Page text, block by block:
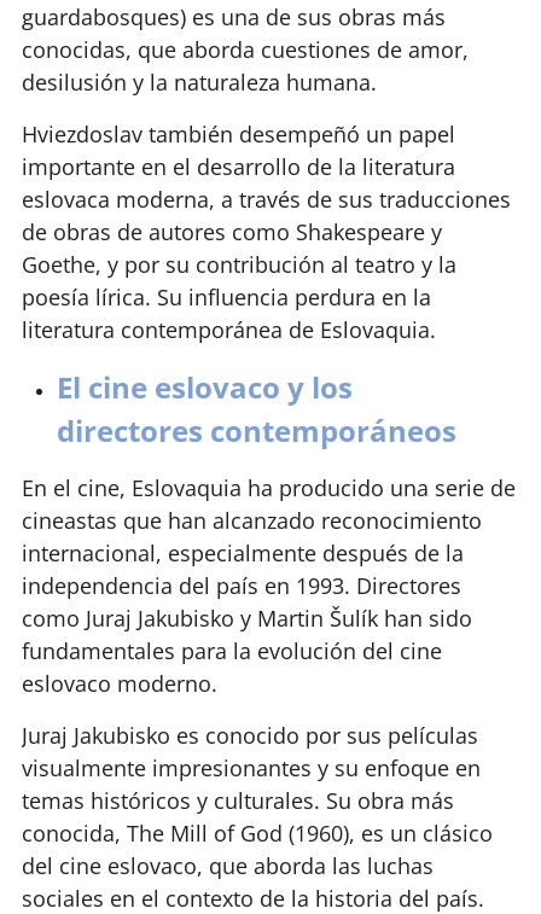
guardabosques) es una de sus obras más
conocidas, que aborda cuestiones de amor,
desilusión y la naturaleza humana.
Hviezdoslav también desempeñó un papel
importante en el desarrollo de la literatura
eslovaca moderna, a través de sus traducciones
de obras de autores como Shakespeare y
Goethe, y por su contribución al teatro y la
poesía lírica. Su influencia perdura en la
literatura contemporánea de Eslovaquia.
El cine eslovaco y los
directores contemporáneos
En el cine, Eslovaquia ha producido una serie de
cineastas que han alcanzado reconocimiento
internacional, especialmente después de la
independencia del país en 1993. Directores
como Juraj Jakubisko y Martin Šulík han sido
fundamentales para la evolución del cine
eslovaco moderno.
Juraj Jakubisko es conocido por sus películas
visualmente impresionantes y su enfoque en
temas históricos y culturales. Su obra más
conocida, The Mill of God (1960), es un clásico
del cine eslovaco, que aborda las luchas
sociales en el contexto de la historia del país.